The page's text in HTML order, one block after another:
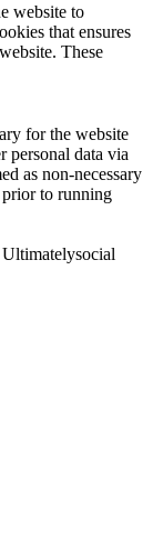
website to
that ensures
These
for the website
personal data via
as non-necessary
prior to running